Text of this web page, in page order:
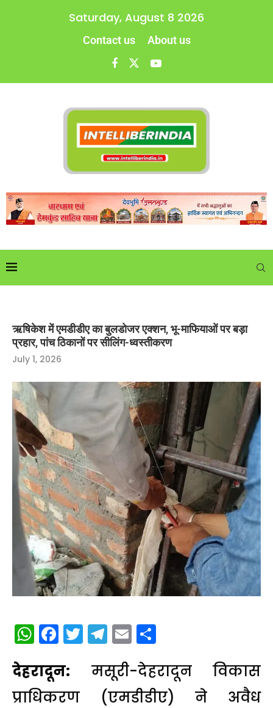
Saturday, August 8 2026
Contact us About us
ऋषिकेश में एमडीडीए का बुलडोजर एक्शन, भू-माफियाओं पर बड़ा
प्रहार, पांच ठिकानों पर सीलिंग-ध्वस्तीकरण
July 1, 2026
WhatsApp
Facebook
Twitter
Telegram
Email
देहरादून: मसूरी-देहरादून विकास
प्राधिकरण (एमडीडीए) ने अवैध